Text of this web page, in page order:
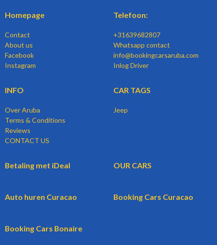
Homepage
Contact
About us
Facebook
Instagram
Telefoon:
+31639682807
Whatsapp contact
info@bookingcarsaruba.com
Inlog Driver
INFO
Over Aruba
Terms & Conditions
Reviews
CONTACT US
CAR TAGS
Jeep
Betaling met iDeal OUR CARS
Auto huren Curacao Booking Cars Curacao
Booking Cars Bonaire